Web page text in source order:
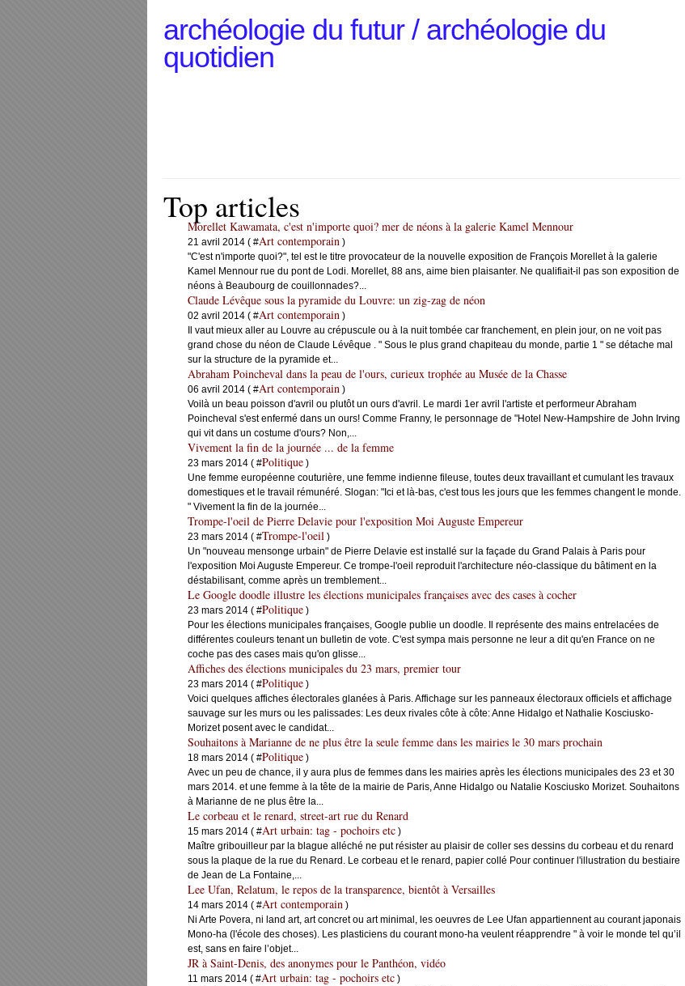
archéologie du futur / archéologie du
quotidien
Top articles
Morellet Kawamata, c'est n'importe quoi? mer de néons à la galerie Kamel Mennour
21 avril 2014 ( #Art contemporain )
"C'est n'importe quoi?", tel est le titre provocateur de la nouvelle exposition de François Morellet à la galerie
Kamel Mennour rue du pont de Lodi. Morellet, 88 ans, aime bien plaisanter. Ne qualifiait-il pas son exposition de
néons à Beaubourg de couillonnades?...
Claude Lévêque sous la pyramide du Louvre: un zig-zag de néon
02 avril 2014 ( #Art contemporain )
Il vaut mieux aller au Louvre au crépuscule ou à la nuit tombée car franchement, en plein jour, on ne voit pas
grand chose du néon de Claude Lévêque . " Sous le plus grand chapiteau du monde, partie 1 " se détache mal
sur la structure de la pyramide et...
Abraham Poincheval dans la peau de l'ours, curieux trophée au Musée de la Chasse
06 avril 2014 ( #Art contemporain )
Voilà un beau poisson d'avril ou plutôt un ours d'avril. Le mardi 1er avril l'artiste et performeur Abraham
Poincheval s'est enfermé dans un ours! Comme Franny, le personnage de "Hotel New-Hampshire de John Irving
qui vit dans un costume d'ours? Non,...
Vivement la fin de la journée ... de la femme
23 mars 2014 ( #Politique )
Une femme européenne couturière, une femme indienne fileuse, toutes deux travaillant et cumulant les travaux
domestiques et le travail rémunéré. Slogan: "Ici et là-bas, c'est tous les jours que les femmes changent le monde.
" Vivement la fin de la journée...
Trompe-l'oeil de Pierre Delavie pour l'exposition Moi Auguste Empereur
23 mars 2014 ( #Trompe-l'oeil )
Un "nouveau mensonge urbain" de Pierre Delavie est installé sur la façade du Grand Palais à Paris pour
l'exposition Moi Auguste Empereur. Ce trompe-l'oeil reproduit l'architecture néo-classique du bâtiment en la
déstabilisant, comme après un tremblement...
Le Google doodle illustre les élections municipales françaises avec des cases à cocher
23 mars 2014 ( #Politique )
Pour les élections municipales françaises, Google publie un doodle. Il représente des mains entrelacées de
différentes couleurs tenant un bulletin de vote. C'est sympa mais personne ne leur a dit qu'en France on ne
coche pas des cases mais qu'on glisse...
Affiches des élections municipales du 23 mars, premier tour
23 mars 2014 ( #Politique )
Voici quelques affiches électorales glanées à Paris. Affichage sur les panneaux électoraux officiels et affichage
sauvage sur les murs ou les palissades: Les deux rivales côte à côte: Anne Hidalgo et Nathalie Kosciusko-
Morizet posent avec le candidat...
Souhaitons à Marianne de ne plus être la seule femme dans les mairies le 30 mars prochain
18 mars 2014 ( #Politique )
Avec un peu de chance, il y aura plus de femmes dans les mairies après les élections municipales des 23 et 30
mars 2014. et une femme à la tête de la mairie de Paris, Anne Hidalgo ou Natalie Kosciusko Morizet. Souhaitons
à Marianne de ne plus être la...
Le corbeau et le renard, street-art rue du Renard
15 mars 2014 ( #Art urbain: tag - pochoirs etc )
Maître gribouilleur par la blague alléché ne put résister au plaisir de coller ses dessins du corbeau et du renard
sous la plaque de la rue du Renard. Le corbeau et le renard, papier collé Pour continuer l'illustration du bestiaire
de Jean de La Fontaine,...
Lee Ufan, Relatum, le repos de la transparence, bientôt à Versailles
14 mars 2014 ( #Art contemporain )
Ni Arte Povera, ni land art, art concret ou art minimal, les oeuvres de Lee Ufan appartiennent au courant japonais
Mono-ha (l'école des choses). Les plasticiens du courant mono-ha veulent réapprendre " à voir le monde tel qu’il
est, sans en faire l’objet...
JR à Saint-Denis, des anonymes pour le Panthéon, vidéo
11 mars 2014 ( #Art urbain: tag - pochoirs etc )